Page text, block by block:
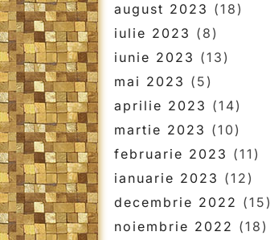
august 2023 (18)
iulie 2023 (8)
iunie 2023 (13)
mai 2023 (5)
aprilie 2023 (14)
martie 2023 (10)
februarie 2023 (11)
ianuarie 2023 (12)
decembrie 2022 (15)
noiembrie 2022 (18)